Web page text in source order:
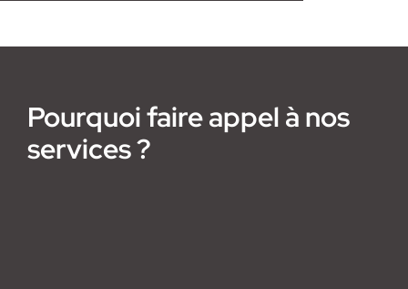
Pourquoi faire appel à nos
services ?